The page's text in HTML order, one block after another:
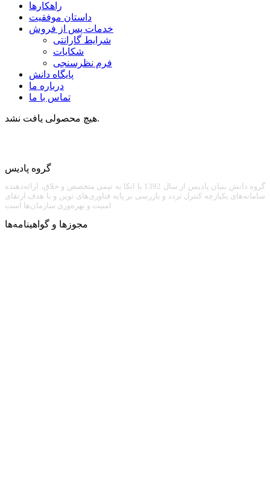
راهکارها
داستان موفقیت
خدمات پس از فروش
شرایط گارانتی
شکایات
فرم نظرسنجی
پایگاه دانش
درباره ما
تماس با ما
هیچ محصولی یافت نشد.
گروه پادیس
گروه دانش بنیان پادیس از سال 1392 با اتکا به تیمی متخصص و خلاق، ارائه‌دهنده
سامانه‌های یکپارچه کنترل تردد و بازرسی بر پایه فناوری‌های نوین و با هدف ارتقای
امنیت و بهره‌وری سازمان‌ها است.
مجوزها و گواهینامه‌ها